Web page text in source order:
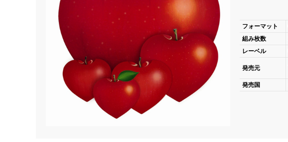
フォーマット
組み枚数
レーベル
発売元
発売国